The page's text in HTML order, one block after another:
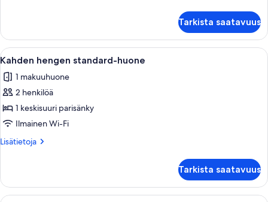
superior-
huone
Tarkista saatavuus
Avaa
kaikki
huonetyypin
Kahden
hengen
standard-
huone
Hotellihuone, jossa on sänky,
1
Kahden hengen standard-huone
1 makuuhuone
2 henkilöä
1 keskisuuri parisänky
Ilmainen Wi-Fi
Lisätietoja
Lisätietoja
standard-
huone
Tarkista saatavuus
Hotellihuone, jossa on sänky,